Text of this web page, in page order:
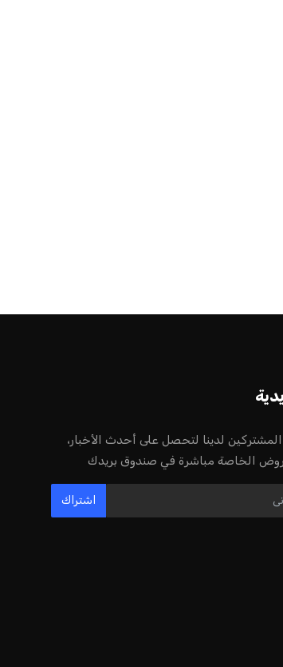
عمر إبراهيم 22 يوليو 2026
مستثمر هندي بريطاني يسعى لامتلاك
حصة في نادي ليفربول الرياضي